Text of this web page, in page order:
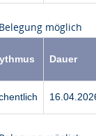
möglich
Dauer